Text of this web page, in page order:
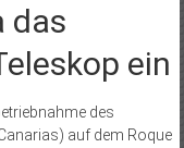
das
ein
des
auf dem Roque